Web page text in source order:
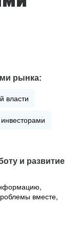
рынка:
власти
инвесторами
и развитие
вместе,